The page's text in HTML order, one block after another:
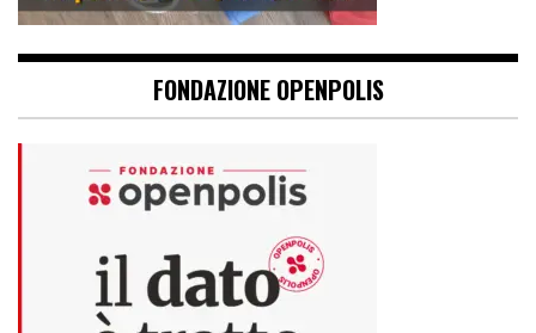
FONDAZIONE OPENPOLIS